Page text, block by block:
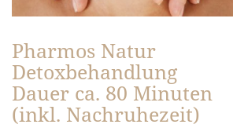
Pharmos Natur
Detoxbehandlung
Dauer ca. 80 Minuten
(inkl. Nachruhezeit)